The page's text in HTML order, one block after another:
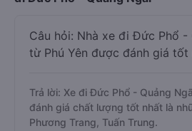
Câu hỏi: Nhà xe đi Đức Phổ -
từ Phú Yên được đánh giá tốt
Trả lời: Xe đi Đức Phổ - Quảng
đánh giá chất lượng tốt nhất là
Phương Trang, Tuấn Trung.